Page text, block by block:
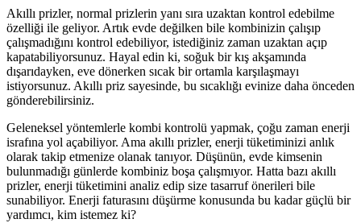
Akıllı prizler, normal prizlerin yanı sıra uzaktan kontrol edebilme
özelliği ile geliyor. Artık evde değilken bile kombinizin çalışıp
çalışmadığını kontrol edebiliyor, istediğiniz zaman uzaktan açıp
kapatabiliyorsunuz. Hayal edin ki, soğuk bir kış akşamında
dışarıdayken, eve dönerken sıcak bir ortamla karşılaşmayı
istiyorsunuz. Akıllı priz sayesinde, bu sıcaklığı evinize daha önceden
gönderebilirsiniz.
Geleneksel yöntemlerle kombi kontrolü yapmak, çoğu zaman enerji
israfına yol açabiliyor. Ama akıllı prizler, enerji tüketiminizi anlık
olarak takip etmenize olanak tanıyor. Düşünün, evde kimsenin
bulunmadığı günlerde kombiniz boşa çalışmıyor. Hatta bazı akıllı
prizler, enerji tüketimini analiz edip size tasarruf önerileri bile
sunabiliyor. Enerji faturasını düşürme konusunda bu kadar güçlü bir
yardımcı, kim istemez ki?